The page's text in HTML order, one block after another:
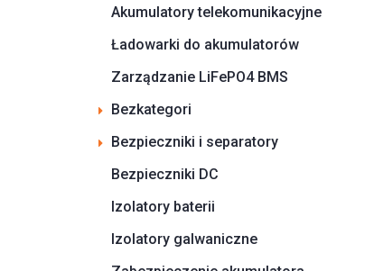
Akumulatory telekomunikacyjne
Ładowarki do akumulatorów
Zarządzanie LiFePO4 BMS
Bezkategori
Bezpieczniki i separatory
Bezpieczniki DC
Izolatory baterii
Izolatory galwaniczne